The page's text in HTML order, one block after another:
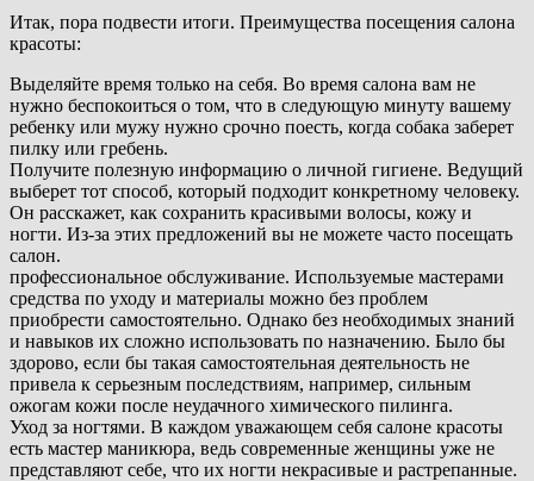
Итак, пора подвести итоги. Преимущества посещения салона
красоты:
Выделяйте время только на себя. Во время салона вам не
нужно беспокоиться о том, что в следующую минуту вашему
ребенку или мужу нужно срочно поесть, когда собака заберет
пилку или гребень.
Получите полезную информацию о личной гигиене. Ведущий
выберет тот способ, который подходит конкретному человеку.
Он расскажет, как сохранить красивыми волосы, кожу и
ногти. Из-за этих предложений вы не можете часто посещать
салон.
профессиональное обслуживание. Используемые мастерами
средства по уходу и материалы можно без проблем
приобрести самостоятельно. Однако без необходимых знаний
и навыков их сложно использовать по назначению. Было бы
здорово, если бы такая самостоятельная деятельность не
привела к серьезным последствиям, например, сильным
ожогам кожи после неудачного химического пилинга.
Уход за ногтями. В каждом уважающем себя салоне красоты
есть мастер маникюра, ведь современные женщины уже не
представляют себе, что их ногти некрасивые и растрепанные.